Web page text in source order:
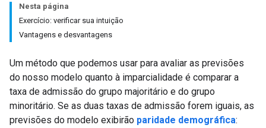
Nesta página
Exercício: verificar sua intuição
Vantagens e desvantagens
Um método que podemos usar para avaliar as previsões
do nosso modelo quanto à imparcialidade é comparar a
taxa de admissão do grupo majoritário e do grupo
minoritário. Se as duas taxas de admissão forem iguais, as
previsões do modelo exibirão paridade demográfica: